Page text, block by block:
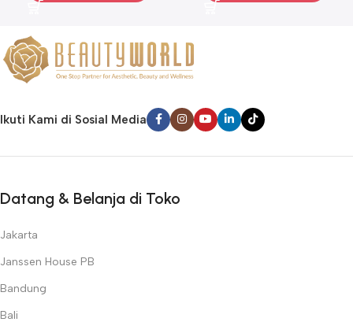
Ikuti Kami di Sosial Media
Datang & Belanja di Toko
Jakarta
Janssen House PB
Bandung
Bali